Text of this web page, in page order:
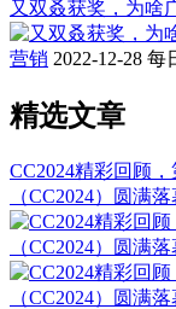
又双叒获奖，为啥
营销 2022-12-28 每
精选文章
CC2024精彩回顾
（CC2024）圆满落